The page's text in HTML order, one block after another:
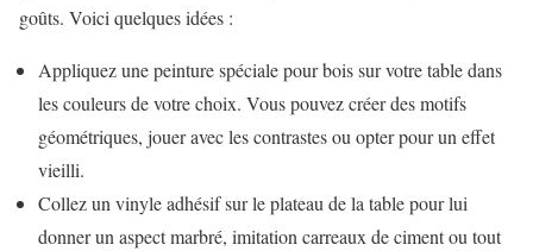
goûts. Voici quelques idées :
Appliquez une peinture spéciale pour bois sur votre table dans
les couleurs de votre choix. Vous pouvez créer des motifs
géométriques, jouer avec les contrastes ou opter pour un effet
vieilli.
Collez un vinyle adhésif sur le plateau de la table pour lui
donner un aspect marbré, imitation carreaux de ciment ou tout